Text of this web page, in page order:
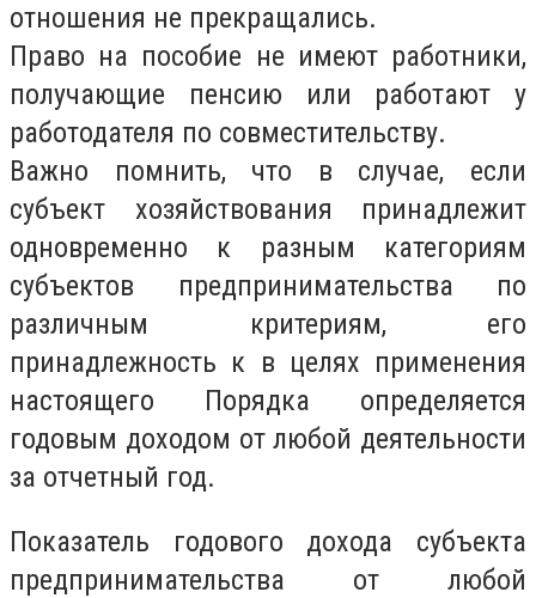
отношения не прекращались.
Право на пособие не имеют работники,
получающие пенсию или работают у
работодателя по совместительству.
Важно помнить, что в случае, если
субъект хозяйствования принадлежит
одновременно к разным категориям
субъектов предпринимательства по
различным критериям, его
принадлежность к в целях применения
настоящего Порядка определяется
годовым доходом от любой деятельности
за отчетный год.
Показатель годового дохода субъекта
предпринимательства от любой